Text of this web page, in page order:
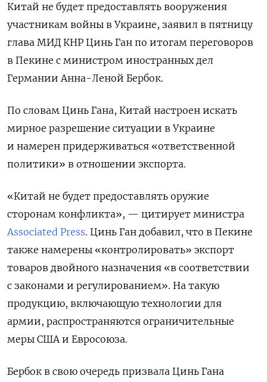
Китай не будет предоставлять вооружения
участникам войны в Украине, заявил в пятницу
глава МИД КНР Цинь Ган по итогам переговоров
в Пекине с министром иностранных дел
Германии Анна-Леной Бербок.
По словам Цинь Гана, Китай настроен искать
мирное разрешение ситуации в Украине
и намерен придерживаться «ответственной
политики» в отношении экспорта.
«Китай не будет предоставлять оружие
сторонам конфликта», — цитирует министра
Associated Press. Цинь Ган добавил, что в Пекине
также намерены «контролировать» экспорт
товаров двойного назначения «в соответствии
с законами и регулированием». На такую
продукцию, включающую технологии для
армии, распространяются ограничительные
меры США и Евросоюза.
Бербок в свою очередь призвала Цинь Гана